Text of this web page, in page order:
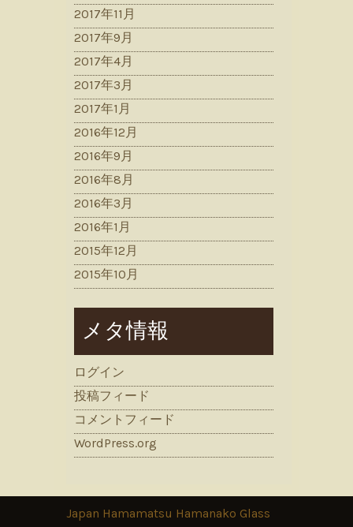
2017年11月
2017年9月
2017年4月
2017年3月
2017年1月
2016年12月
2016年9月
2016年8月
2016年3月
2016年1月
2015年12月
2015年10月
メタ情報
ログイン
投稿フィード
コメントフィード
WordPress.org
Japan Hamamatsu Hamanako Glass